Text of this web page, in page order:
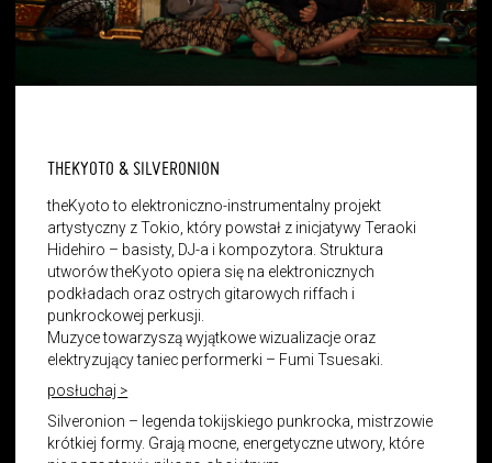
THEKYOTO & SILVERONION
theKyoto to elektroniczno-instrumentalny projekt
artystyczny z Tokio, który powstał z inicjatywy Teraoki
Hidehiro – basisty, DJ-a i kompozytora. Struktura
utworów theKyoto opiera się na elektronicznych
podkładach oraz ostrych gitarowych riffach i
punkrockowej perkusji.
Muzyce towarzyszą wyjątkowe wizualizacje oraz
elektryzujący taniec performerki – Fumi Tsuesaki.
posłuchaj >
Silveronion – legenda tokijskiego punkrocka, mistrzowie
krótkiej formy. Grają mocne, energetyczne utwory, które